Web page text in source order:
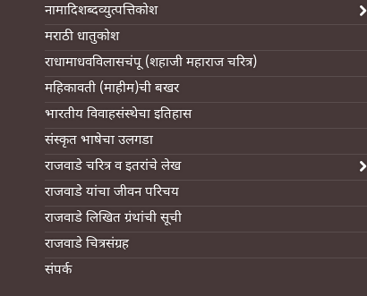
नामादिशब्दव्युत्पत्तिकोश
मराठी धातुकोश
राधामाधवविलासचंपू (शहाजी महाराज चरित्र)
महिकावती (माहीम)ची बखर
भारतीय विवाहसंस्थेचा इतिहास
संस्कृत भाषेचा उलगडा
राजवाडे चरित्र व इतरांचे लेख
राजवाडे यांचा जीवन परिचय
राजवाडे लिखित ग्रंथांची सूची
राजवाडे चित्रसंग्रह
संपर्क